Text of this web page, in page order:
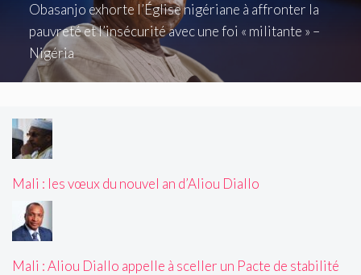
Obasanjo exhorte l’Église nigériane à affronter la
pauvreté et l’insécurité avec une foi « militante » –
Nigéria
Mali : les vœux du nouvel an d’Aliou Diallo
Mali : Aliou Diallo appelle à sceller un Pacte de stabilité